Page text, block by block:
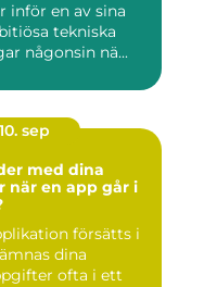
inför en av sina
tekniska
någonsin nä...
10. sep
med dina
när en app går i
försätts i
dina
ofta i ett